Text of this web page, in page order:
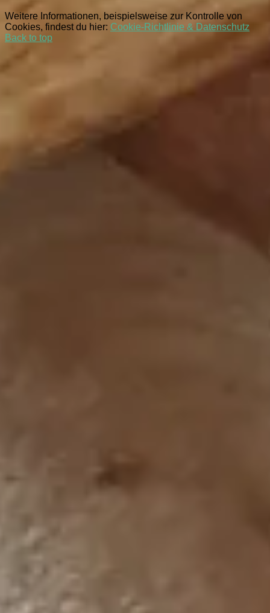
Weitere Informationen, beispielsweise zur Kontrolle von
Cookies, findest du hier: Cookie-Richtlinie & Datenschutz
Back to top